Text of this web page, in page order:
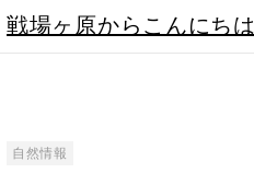
戦場ヶ原からこんにちは
自然情報